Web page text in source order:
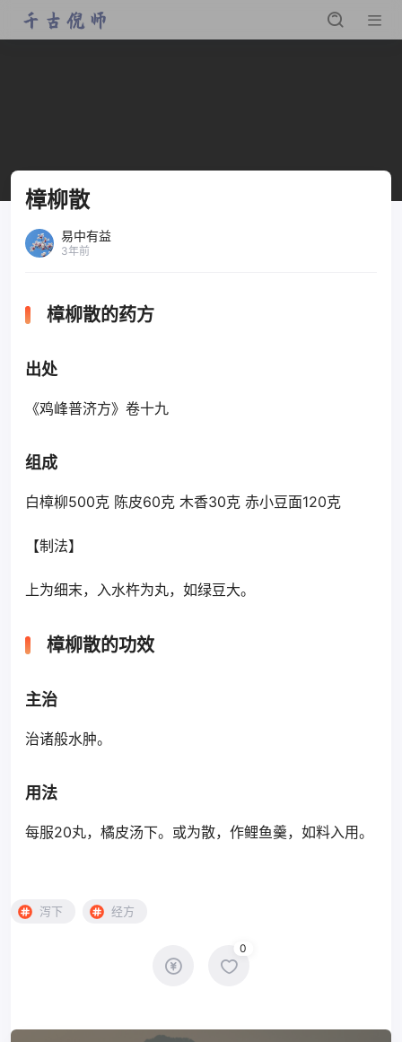
樟柳散
易中有益
3年前
樟柳散的药方
出处
《鸡峰普济方》卷十九
组成
白樟柳500克 陈皮60克 木香30克 赤小豆面120克
【制法】
上为细末，入水杵为丸，如绿豆大。
樟柳散的功效
主治
治诸般水肿。
用法
每服20丸，橘皮汤下。或为散，作鲤鱼羹，如料入用。
泻下 经方
0